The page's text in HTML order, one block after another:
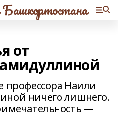
от
профессора Наили
ничего лишнего.
—